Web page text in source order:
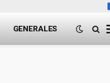
GENERALES